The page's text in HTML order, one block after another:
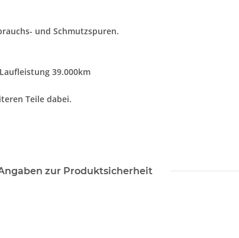
und Schmutzspuren.
39.000km
Teile dabei.
zur Produktsicherheit